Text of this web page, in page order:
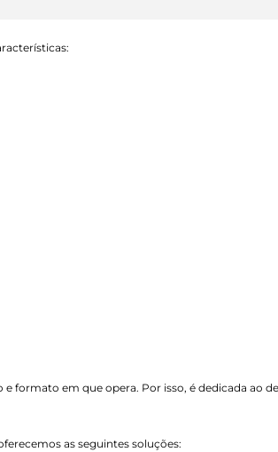
formato em que opera. Por isso, é dedicada ao
as seguintes soluções: